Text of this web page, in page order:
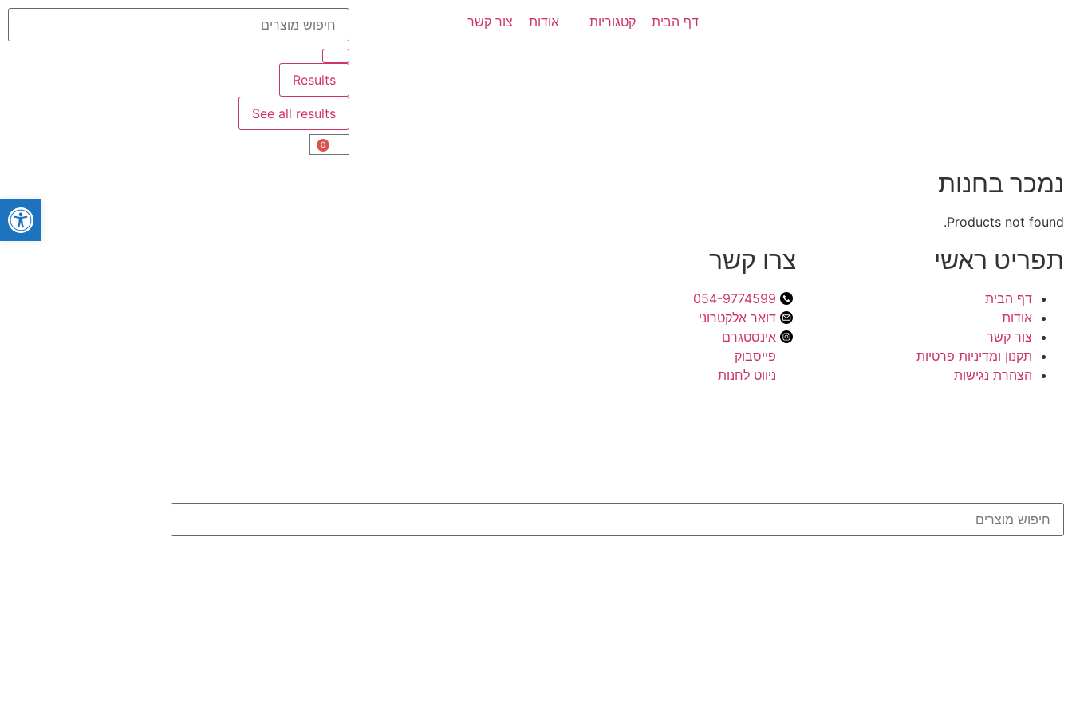
דף הבית קטגוריות אודות צור קשר
Results
See all results
0
נמכר בחנות
Products not found.
תפריט ראשי
דף הבית
אודות
צור קשר
תקנון ומדיניות פרטיות
הצהרת נגישות
צרו קשר
054-9774599
דואר אלקטרוני
אינסטגרם
פייסבוק
ניווט לחנות
פתח